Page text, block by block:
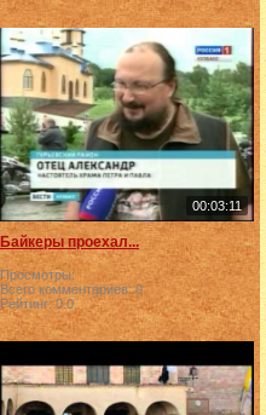
00:03:11
Байкеры проехал...
Просмотры:
Всего комментариев:0
Рейтинг: 0.0